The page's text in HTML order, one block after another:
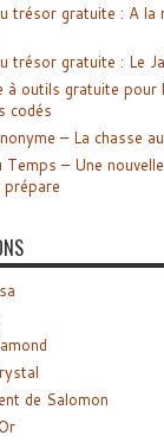
trésor gratuite : A la
trésor gratuite : Le
à outils gratuite pour
codés
– La chasse
Temps – Une
de Salomon